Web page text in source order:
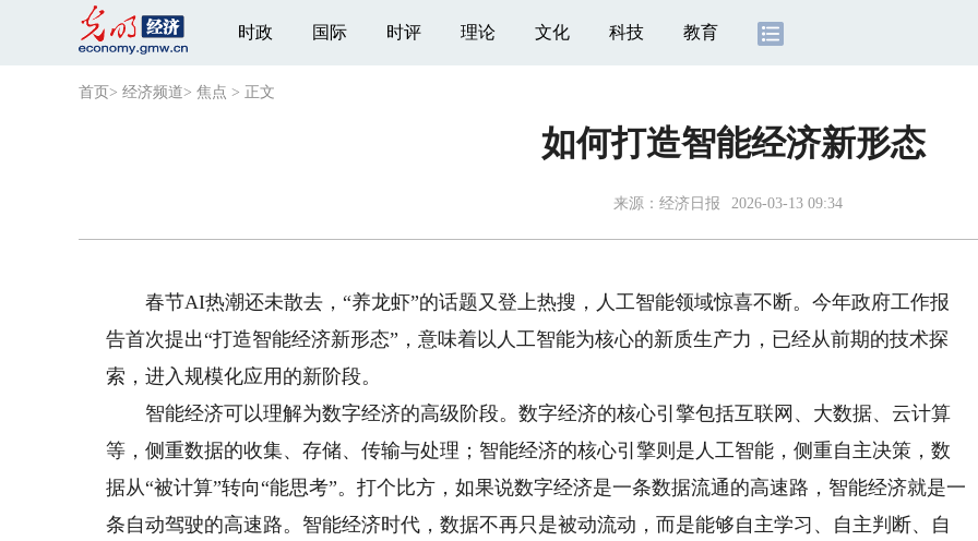
时政 国际 时评 理论 文化 科技 教育
首页 > 经济频道> 焦点 > 正文
如何打造智能经济新形态
来源： 经济日报 2026-03-13 09:34
春节AI热潮还未散去，“养龙虾”的话题又登上热搜，人工智能领域惊喜不断。今年政府工作报
告首次提出“打造智能经济新形态”，意味着以人工智能为核心的新质生产力，已经从前期的技术探
索，进入规模化应用的新阶段。
智能经济可以理解为数字经济的高级阶段。数字经济的核心引擎包括互联网、大数据、云计算
等，侧重数据的收集、存储、传输与处理；智能经济的核心引擎则是人工智能，侧重自主决策，数
据从“被计算”转向“能思考”。打个比方，如果说数字经济是一条数据流通的高速路，智能经济就是一
条自动驾驶的高速路。智能经济时代，数据不再只是被动流动，而是能够自主学习、自主判断、自